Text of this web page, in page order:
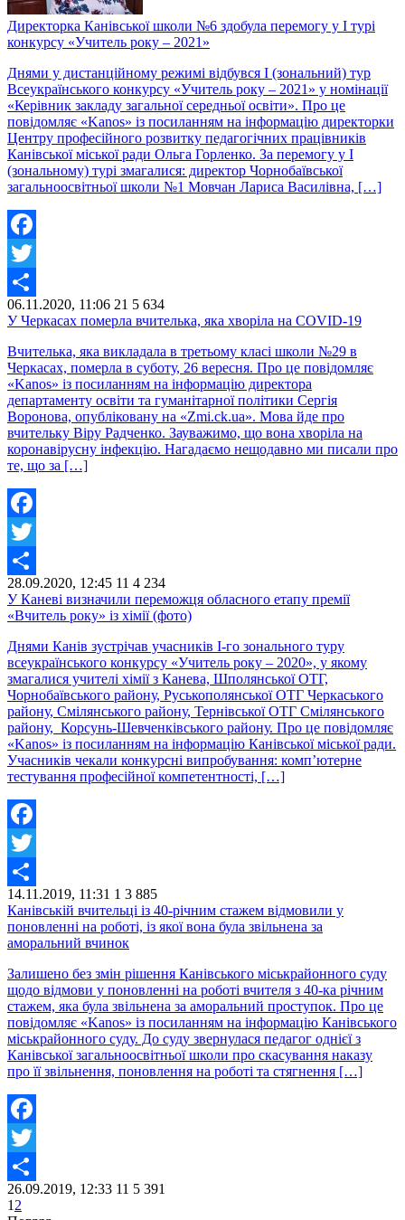
Директорка Канівської школи №6 здобула перемогу у І турі
конкурсу «Учитель року – 2021»
Днями у дистанційному режимі відбувся І (зональний) тур
Всеукраїнського конкурсу «Учитель року – 2021» у номінації
«Керівник закладу загальної середньої освіти». Про це
повідомляє «Kanos» із посиланням на інформацію директорки
Центру професійного розвитку педагогічних працівників
Канівської міської ради Ольга Горленко. За перемогу у І
(зональному) турі змагалися: директор Чорнобаївської
загальноосвітньої школи №1 Мовчан Лариса Василівна, […]
Facebook
Twitter
Share
06.11.2020, 11:06 21 5 634
У Черкасах померла вчителька, яка хворіла на COVID-19
Вчителька, яка викладала в третьому класі школи №29 в
Черкасах, померла в суботу, 26 вересня. Про це повідомляє
«Kanos» із посиланням на інформацію директора
департаменту освіти та гуманітарної політики Сергія
Воронова, опубліковану на «Zmi.ck.ua». Мова йде про
вчительку Віру Радченко. Зауважимо, що вона хворіла на
коронавірусну інфекцію. Нагадаємо нещодавно ми писали про
те, що за […]
Facebook
Twitter
Share
28.09.2020, 12:45 11 4 234
У Каневі визначили переможця обласного етапу премії
«Вчитель року» із хімії (фото)
Днями Канів зустрічав учасників І-го зонального туру
всеукраїнського конкурсу «Учитель року – 2020», у якому
змагалися учителі хімії з Канева, Шполянської ОТГ,
Чорнобаївського району, Руськополянської ОТГ Черкаського
району, Смілянського району, Тернівської ОТГ Смілянського
району, Корсунь-Шевченківського району. Про це повідомляє
«Kanos» із посиланням на інформацію Канівської міської ради.
Учасників чекали конкурсні випробування: комп’ютерне
тестування професійної компетентності, […]
Facebook
Twitter
Share
14.11.2019, 11:31 1 3 885
Канівській вчительці із 40-річним стажем відмовили у
поновленні на роботі, із якої вона була звільнена за
аморальний вчинок
Залишено без змін рішення Канівського міськрайонного суду
щодо відмови у поновленні на роботі вчителя з 40-ка річним
стажем, яка була звільнена за аморальний проступок. Про це
повідомляє «Kanos» із посиланням на інформацію Канівського
міськрайонного суду. До суду звернулася педагог однієї з
Канівської загальноосвітньої школи про скасування наказу
про її звільнення, поновлення на роботі та стягнення […]
Facebook
Twitter
Share
26.09.2019, 12:33 11 5 391
1 2